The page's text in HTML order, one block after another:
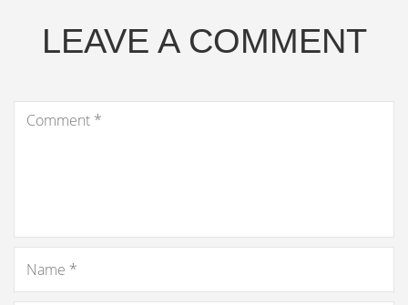
LEAVE A COMMENT